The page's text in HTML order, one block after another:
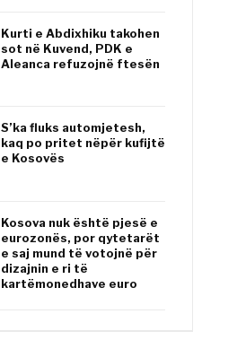
Kurti e Abdixhiku takohen
sot në Kuvend, PDK e
Aleanca refuzojnë ftesën
S’ka fluks automjetesh,
kaq po pritet nëpër kufijtë
e Kosovës
Kosova nuk është pjesë e
eurozonës, por qytetarët
e saj mund të votojnë për
dizajnin e ri të
kartëmonedhave euro